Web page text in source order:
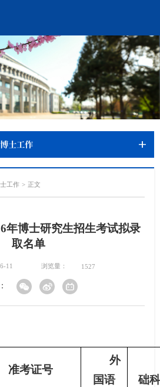
博士工作
工作 > 正文
年博士研究生招生考试拟录
取名单
11 浏览量： 1527
准考证号
外
国语
础